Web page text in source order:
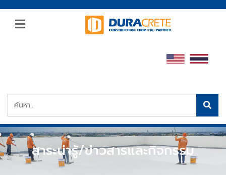
สาระน่ารู้/ข่าวสารและกิจกรรม